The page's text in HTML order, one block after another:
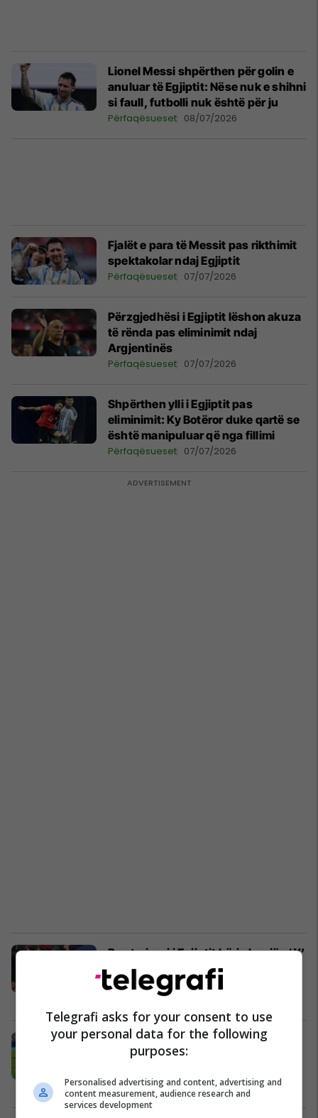
Lionel Messi shpërthen për golin e
anuluar të Egjiptit: Nëse nuk e shihni
si faull, futbolli nuk është për ju
Përfaqësueset 08/07/2026
Fjalët e para të Messit pas rikthimit
spektakolar ndaj Egjiptit
Përfaqësueset 07/07/2026
Përzgjedhësi i Egjiptit lëshon akuza
të rënda pas eliminimit ndaj
Argjentinës
Përfaqësueset 07/07/2026
Shpërthen ylli i Egjiptit pas
eliminimit: Ky Botëror duke qartë se
është manipuluar që nga fillimi
Përfaqësueset 07/07/2026
Pse trajneri i Egjiptit bëri shenjën ‘X’
në drejtim të gjyqtarit – shpjegohet
gjesti i pazakontë
Përfaqësueset
Eksperti i gjykimit flet për golin e
anuluar të Egjiptit që shkaktoi
Përfaqësueset 07/07/2026
Telegrafi asks for your consent to use
your personal data for the following
purposes:
Personalised advertising and content, advertising and
content measurement, audience research and
services development